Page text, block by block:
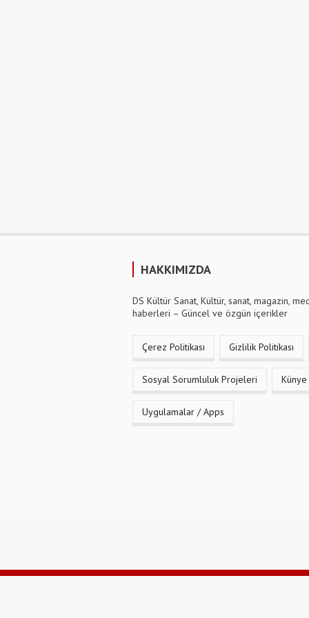
HAKKIMIZDA
DS Kültür Sanat, Kültür, sanat, magazin,
haberleri – Güncel ve özgün içerikler
Çerez Politikası Gizlilik Politikası
Sosyal Sorumluluk Projeleri Künye
Uygulamalar / Apps